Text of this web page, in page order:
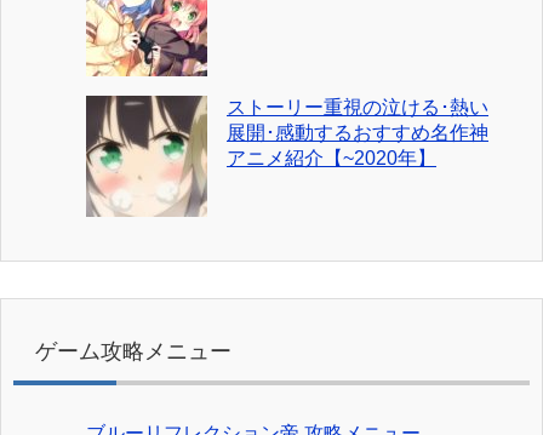
ストーリー重視の泣ける･熱い
展開･感動するおすすめ名作神
アニメ紹介【~2020年】
ゲーム攻略メニュー